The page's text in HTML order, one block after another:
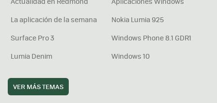
La aplicación de la semana
Nokia Lumia 925
Surface Pro 3
Windows Phone 8.1 GDR1
Lumia Denim
Windows 10
VER MÁS TEMAS